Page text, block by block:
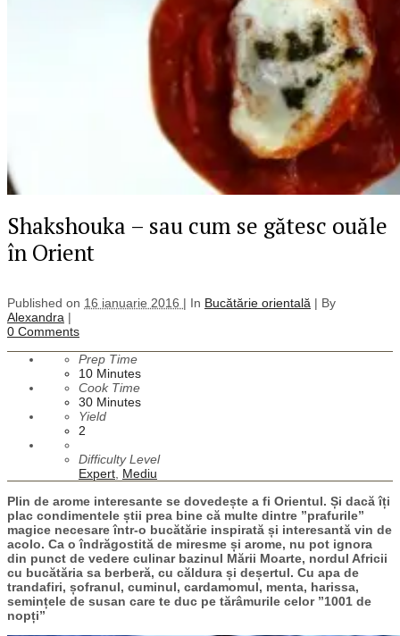
Shakshouka – sau cum se gătesc ouăle
în Orient
Published on 16 ianuarie 2016 | In Bucătărie orientală | By
Alexandra |
0 Comments
Prep Time
10 Minutes
Cook Time
30 Minutes
Yield
2
Difficulty Level
Expert Mediu
Plin de arome interesante se dovedește a fi Orientul. Și dacă îți
plac condimentele știi prea bine că multe dintre ”prafurile”
magice necesare într-o bucătărie inspirată și interesantă vin de
acolo. Ca o îndrăgostită de miresme și arome, nu pot ignora
din punct de vedere culinar bazinul Mării Moarte, nordul Africii
cu bucătăria sa berberă, cu căldura și deșertul. Cu apa de
trandafiri, șofranul, cuminul, cardamomul, menta, harissa,
semințele de susan care te duc pe tărâmurile celor ”1001 de
nopți”